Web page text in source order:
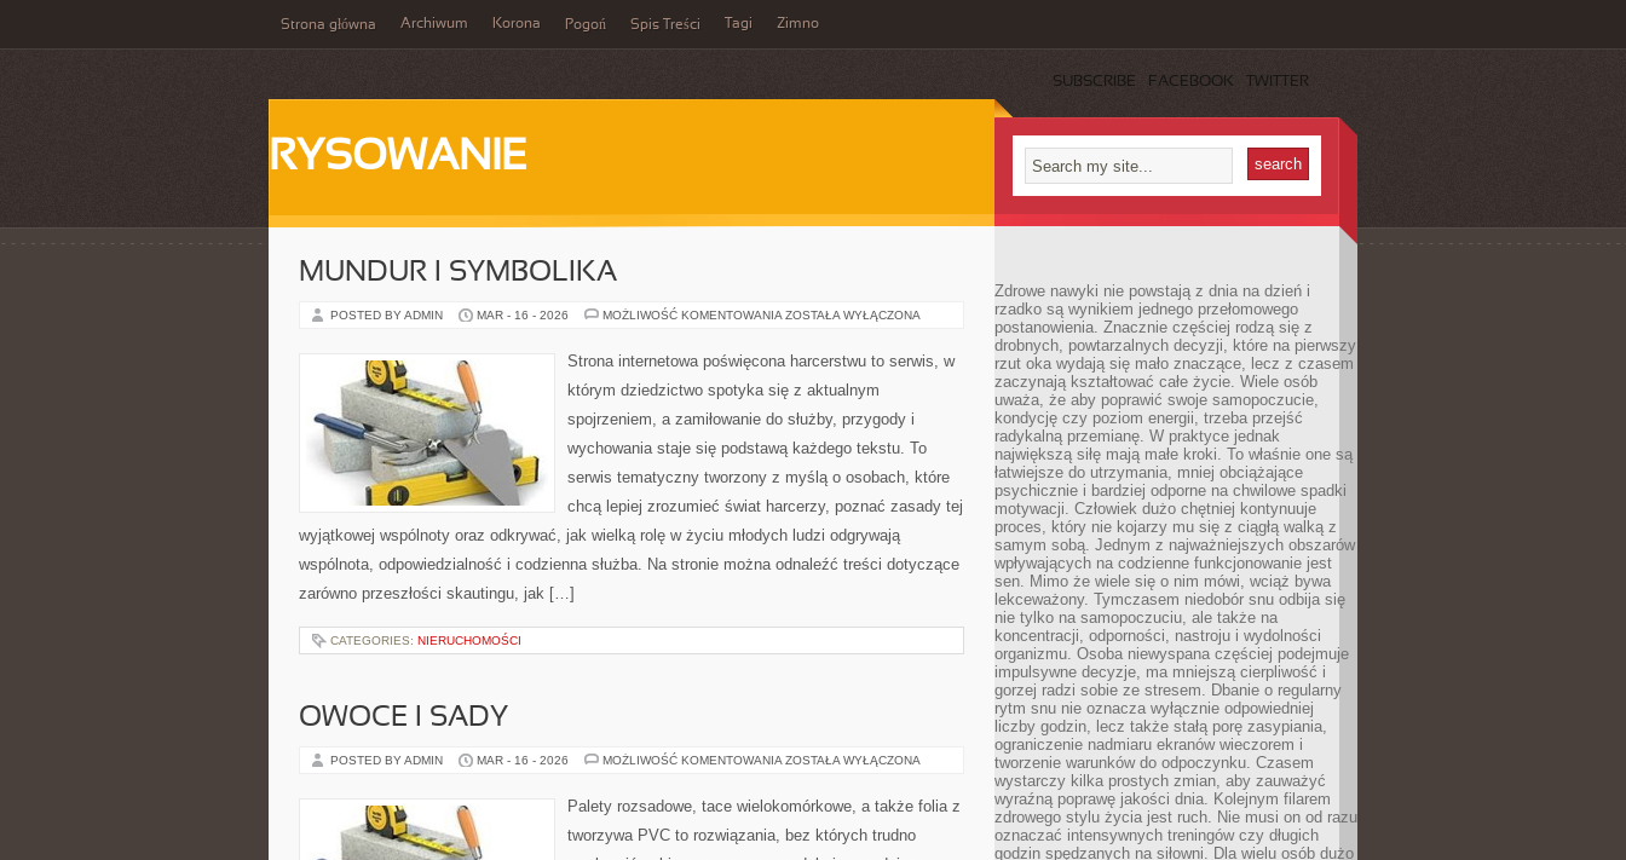
Strona główna Archiwum Korona Pogoń Spis Treści Tagi Zimno
SUBSCRIBE FACEBOOK TWITTER
RYSOWANIE
MUNDUR I SYMBOLIKA
POSTED BY ADMIN MAR - 16 - 2026 MOŻLIWOŚĆ KOMENTOWANIA MUNDUR
ZOSTAŁA WYŁĄCZONA
Strona internetowa poświęcona harcerstwu to serwis, w
którym dziedzictwo spotyka się z aktualnym
spojrzeniem, a zamiłowanie do służby, przygody i
wychowania staje się podstawą każdego tekstu. To
serwis tematyczny tworzony z myślą o osobach, które
chcą lepiej zrozumieć świat harcerzy, poznać zasady tej
wyjątkowej wspólnoty oraz odkrywać, jak wielką rolę w życiu młodych ludzi odgrywają
wspólnota, odpowiedzialność i codzienna służba. Na stronie można odnaleźć treści dotyczące
zarówno przeszłości skautingu, jak […]
CATEGORIES: NIERUCHOMOŚCI
OWOCE I SADY
POSTED BY ADMIN MAR - 16 - 2026 MOŻLIWOŚĆ KOMENTOWANIA OWOCE
ZOSTAŁA WYŁĄCZONA
Palety rozsadowe, tace wielokomórkowe, a także folia z
tworzywa PVC to rozwiązania, bez których trudno
Zdrowe nawyki nie powstają z dnia na dzień i
rzadko są wynikiem jednego przełomowego
postanowienia. Znacznie częściej rodzą się z
drobnych, powtarzalnych decyzji, które na pierwszy
rzut oka wydają się mało znaczące, lecz z czasem
zaczynają kształtować całe życie. Wiele osób
uważa, że aby poprawić swoje samopoczucie,
kondycję czy poziom energii, trzeba przejść
radykalną przemianę. W praktyce jednak
największą siłę mają małe kroki. To właśnie one są
łatwiejsze do utrzymania, mniej obciążające
psychicznie i bardziej odporne na chwilowe spadki
motywacji. Człowiek dużo chętniej kontynuuje
proces, który nie kojarzy mu się z ciągłą walką z
samym sobą. Jednym z najważniejszych obszarów
wpływających na codzienne funkcjonowanie jest
sen. Mimo że wiele się o nim mówi, wciąż bywa
lekceważony. Tymczasem niedobór snu odbija się
nie tylko na samopoczuciu, ale także na
koncentracji, odporności, nastroju i wydolności
organizmu. Osoba niewyspana częściej podejmuje
impulsywne decyzje, ma mniejszą cierpliwość i
gorzej radzi sobie ze stresem. Dbanie o regularny
rytm snu nie oznacza wyłącznie odpowiedniej
liczby godzin, lecz także stałą porę zasypiania,
ograniczenie nadmiaru ekranów wieczorem i
tworzenie warunków do odpoczynku. Czasem
wystarczy kilka prostych zmian, aby zauważyć
wyraźną poprawę jakości dnia. Kolejnym filarem
zdrowego stylu życia jest ruch. Nie musi on od razu
oznaczać intensywnych treningów czy długich
godzin spędzanych na siłowni. Dla wielu osób dużo